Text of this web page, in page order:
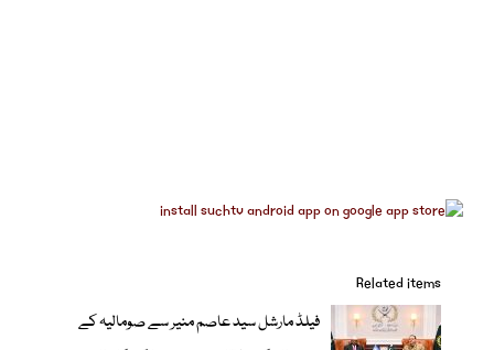
Related items
فیلڈ مارشل سید عاصم منیر سے صومالیہ کے